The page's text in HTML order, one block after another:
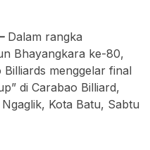
Dalam rangka
Bhayangkara ke-80,
menggelar final
di Carabao Billiard,
Kota Batu, Sabtu